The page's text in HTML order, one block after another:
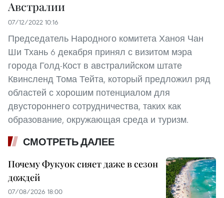
Австралии
07/12/2022 10:16
Председатель Народного комитета Ханоя Чан
Ши Тхань 6 декабря принял с визитом мэра
города Голд-Кост в австралийском штате
Квинсленд Тома Тейта, который предложил ряд
областей с хорошим потенциалом для
двустороннего сотрудничества, таких как
образование, окружающая среда и туризм.
СМОТРЕТЬ ДАЛЕЕ
Почему Фукуок сияет даже в сезон
дождей
07/08/2026 18:00